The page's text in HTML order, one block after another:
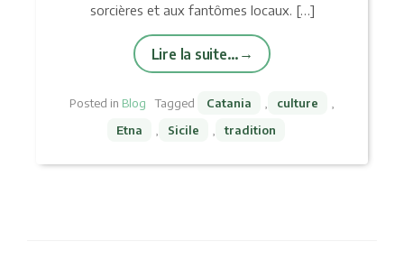
sorcières et aux fantômes locaux. […]
Lire la suite…
Posted in Blog Tagged Catania culture
Etna
Sicile tradition